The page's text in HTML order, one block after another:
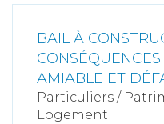
BAIL À
AMIABLE ET
Particuliers /
Logement